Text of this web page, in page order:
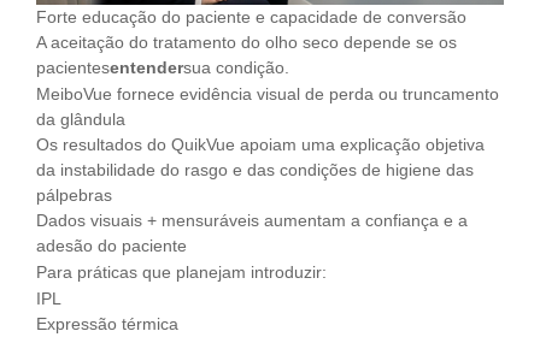
Forte educação do paciente e capacidade de conversão
A aceitação do tratamento do olho seco depende se os
pacientesentendersua condição.
MeiboVue fornece evidência visual de perda ou truncamento
da glândula
Os resultados do QuikVue apoiam uma explicação objetiva
da instabilidade do rasgo e das condições de higiene das
pálpebras
Dados visuais + mensuráveis ​​aumentam a confiança e a
adesão do paciente
Para práticas que planejam introduzir:
IPL
Expressão térmica